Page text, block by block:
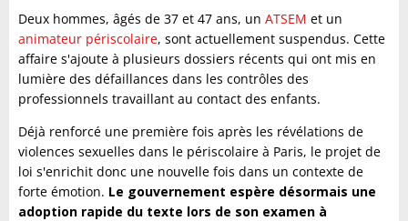
Deux hommes, âgés de 37 et 47 ans, un ATSEM et un
animateur périscolaire, sont actuellement suspendus. Cette
affaire s'ajoute à plusieurs dossiers récents qui ont mis en
lumière des défaillances dans les contrôles des
professionnels travaillant au contact des enfants.
Déjà renforcé une première fois après les révélations de
violences sexuelles dans le périscolaire à Paris, le projet de
loi s'enrichit donc une nouvelle fois dans un contexte de
forte émotion. Le gouvernement espère désormais une
adoption rapide du texte lors de son examen à